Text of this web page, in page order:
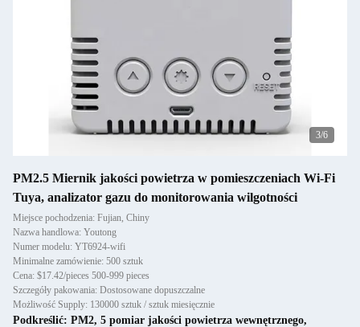
3/6
PM2.5 Miernik jakości powietrza w pomieszczeniach Wi-Fi
Tuya, analizator gazu do monitorowania wilgotności
Miejsce pochodzenia: Fujian, Chiny
Nazwa handlowa: Youtong
Numer modelu: YT6924-wifi
Minimalne zamówienie: 500 sztuk
Cena: $17.42/pieces 500-999 pieces
Szczegóły pakowania: Dostosowane dopuszczalne
Możliwość Supply: 130000 sztuk / sztuk miesięcznie
Podkreślić: PM2, 5 pomiar jakości powietrza wewnętrznego,